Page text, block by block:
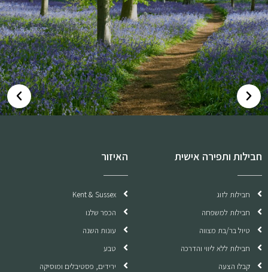
חבילות ותפירה אישית
חבילות לזוג
חבילות למשפחה
טיול בר/בת מצווה
חבילות ללא ליווי והדרכה
קבלו הצעה
האיזור
Kent & Sussex
הכפר שלנו
עונות השנה
טבע
ירידים, פסטיבלים ומוסיקה